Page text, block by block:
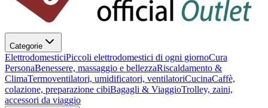
Categorie
ElettrodomesticiPiccoli elettrodomestici di ogni giornoCura
PersonaBenessere, massaggio e bellezzaRiscaldamento &
ClimaTermoventilatori, umidificatori, ventilatoriCucinaCaffè,
colazione, preparazione cibiBagagli & ViaggioTrolley, zaini,
accessori da viaggio